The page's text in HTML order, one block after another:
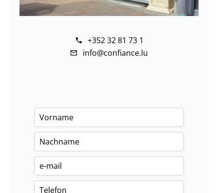
+352 32 81 73 1
info@confiance.lu